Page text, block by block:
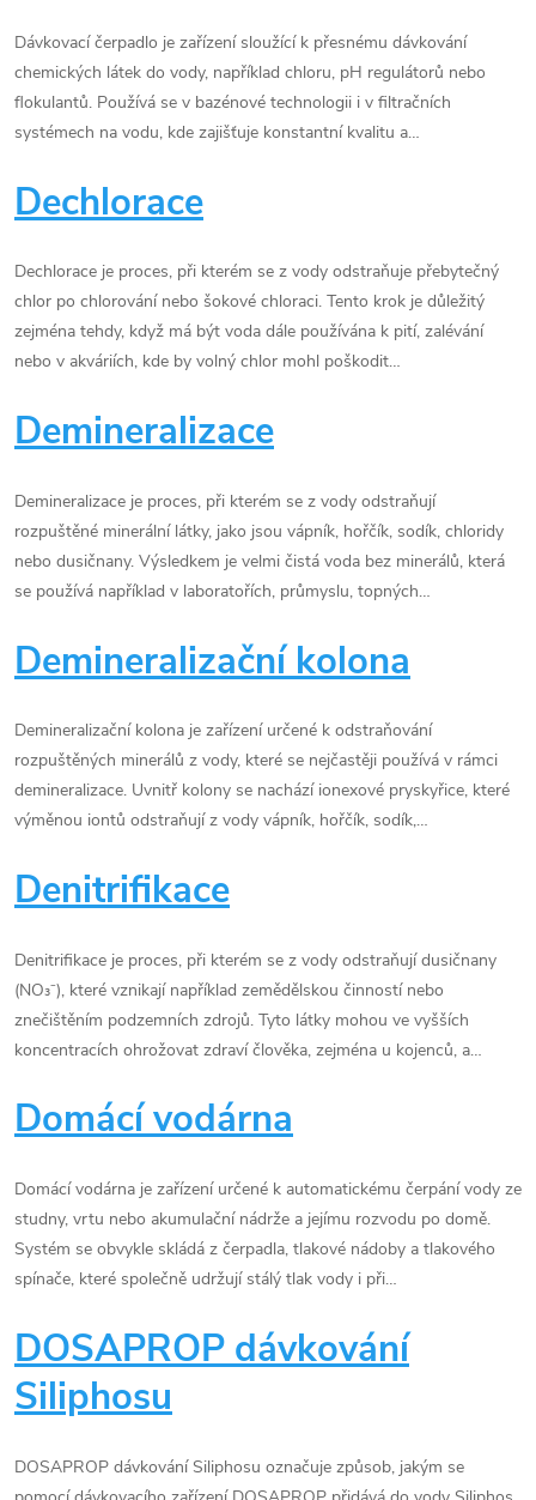
Dávkovací čerpadlo je zařízení sloužící k přesnému dávkování
chemických látek do vody, například chloru, pH regulátorů nebo
flokulantů. Používá se v bazénové technologii i v filtračních
systémech na vodu, kde zajišťuje konstantní kvalitu a…
Dechlorace
Dechlorace je proces, při kterém se z vody odstraňuje přebytečný
chlor po chlorování nebo šokové chloraci. Tento krok je důležitý
zejména tehdy, když má být voda dále používána k pití, zalévání
nebo v akváriích, kde by volný chlor mohl poškodit…
Demineralizace
Demineralizace je proces, při kterém se z vody odstraňují
rozpuštěné minerální látky, jako jsou vápník, hořčík, sodík, chloridy
nebo dusičnany. Výsledkem je velmi čistá voda bez minerálů, která
se používá například v laboratořích, průmyslu, topných…
Demineralizační kolona
Demineralizační kolona je zařízení určené k odstraňování
rozpuštěných minerálů z vody, které se nejčastěji používá v rámci
demineralizace. Uvnitř kolony se nachází ionexové pryskyřice, které
výměnou iontů odstraňují z vody vápník, hořčík, sodík,…
Denitrifikace
Denitrifikace je proces, při kterém se z vody odstraňují dusičnany
(NO₃⁻), které vznikají například zemědělskou činností nebo
znečištěním podzemních zdrojů. Tyto látky mohou ve vyšších
koncentracích ohrožovat zdraví člověka, zejména u kojenců, a…
Domácí vodárna
Domácí vodárna je zařízení určené k automatickému čerpání vody ze
studny, vrtu nebo akumulační nádrže a jejímu rozvodu po domě.
Systém se obvykle skládá z čerpadla, tlakové nádoby a tlakového
spínače, které společně udržují stálý tlak vody i při…
DOSAPROP dávkování
Siliphosu
DOSAPROP dávkování Siliphosu označuje způsob, jakým se